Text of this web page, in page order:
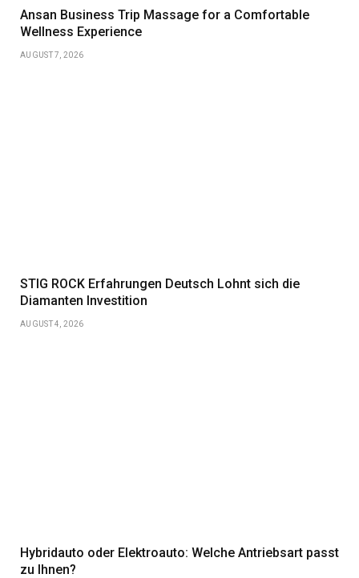
Ansan Business Trip Massage for a Comfortable
Wellness Experience
AUGUST 7, 2026
STIG ROCK Erfahrungen Deutsch Lohnt sich die
Diamanten Investition
AUGUST 4, 2026
Hybridauto oder Elektroauto: Welche Antriebsart passt
zu Ihnen?